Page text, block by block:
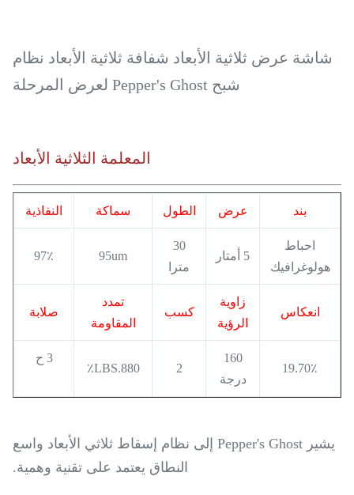
شاشة عرض ثلاثية الأبعاد شفافة ثلاثية الأبعاد نظام
شبح Pepper's Ghost لعرض المرحلة
المعلمة الثلاثية الأبعاد
بند عرض الطول سماكة النفاذية
احباط
هولوغرافيك
5 أمتار
30
مترا
95um 97٪
انعكاس
زاوية
الرؤية
كسب
تمدد
المقاومة
صلابة
19.70٪
160
درجة
2 880.LBS٪
3 ح
يشير Pepper's Ghost إلى نظام إسقاط ثلاثي الأبعاد واسع
النطاق يعتمد على تقنية وهمية.